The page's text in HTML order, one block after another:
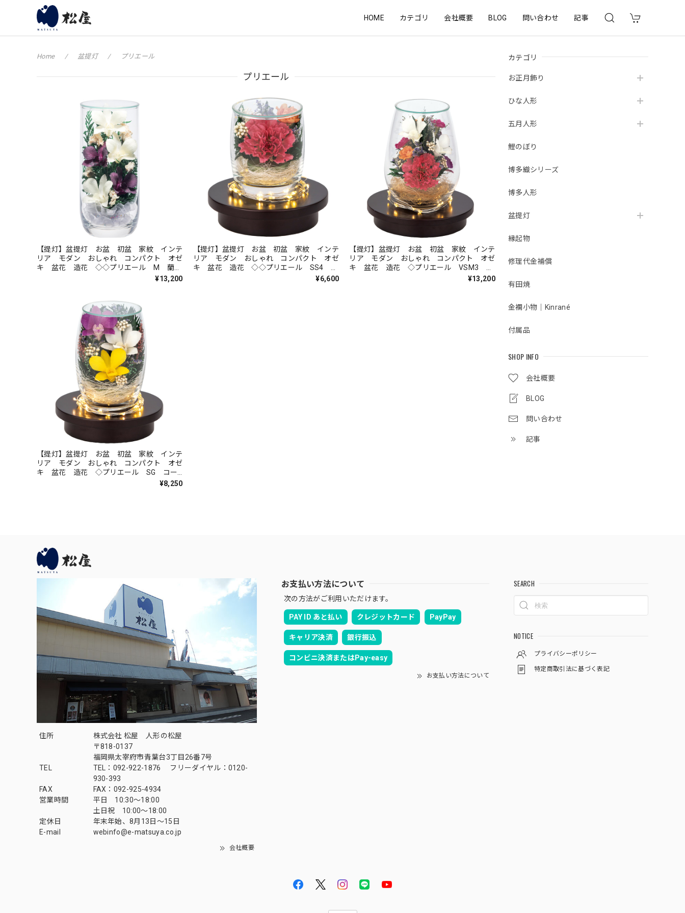
HOME カテゴリ 会社概要 BLOG 問い合わせ 記事
カテゴリ
お正月飾り
ひな人形
五月人形
鯉のぼり
博多織シリーズ
博多人形
盆提灯
縁起物
修理代金補償
有田焼
金襴小物｜Kinrané
付属品
SHOP INFO
会社概要
BLOG
問い合わせ
記事
Home 盆提灯 プリエール
プリエール
【提灯】盆提灯 お盆 初盆 家紋 インテ
リア モダン おしゃれ コンパクト オゼ
キ 盆花 造花 ◇◇プリエール M 蘭・
スターチス 1対入（2個入）【商品コー¥13,200
【提灯】盆提灯 お盆 初盆 家紋 インテ
リア モダン おしゃれ コンパクト オゼ
キ 盆花 造花 ◇◇プリエール SS4 コ
ードレス カーネーション【商品コード】
¥6,600
【提灯】盆提灯 お盆 初盆 家紋 インテ
リア モダン おしゃれ コンパクト オゼ
キ 盆花 造花 ◇プリエール VSM3 コ
ードレス カーネーション・蘭【商品コー
¥13,200
【提灯】盆提灯 お盆 初盆 家紋 インテ
リア モダン おしゃれ コンパクト オゼ
キ 盆花 造花 ◇プリエール SG コー
ドレス 蘭【商品コード】80800-7988¥8,250
住所
株式会社 松屋 人形の松屋
〒818-0137
福岡県太宰府市青葉台3丁目26番7号
TEL
TEL：092-922-1876 フリーダイヤル：0120-
930-393
FAX
FAX：092-925-4934
営業時間
平日 10:30～18:00
土日祝 10:00～18:00
定休日
年末年始、8月13日〜15日
E-mail
webinfo@e-matsuya.co.jp
会社概要
お支払い方法について
次の方法がご利用いただけます。
PAY ID あと払い クレジットカード PayPay
キャリア決済 銀行振込
コンビニ決済またはPay-easy
お支払い方法について
SEARCH
NOTICE
プライバシーポリシー
特定商取引法に基づく表記